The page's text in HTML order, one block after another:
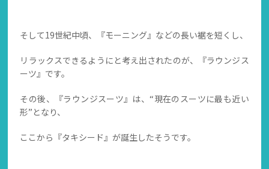
そして19世紀中頃、『モーニング』などの長い裾を短くし、
リラックスできるようにと考え出されたのが、『ラウンジス
ーツ』です。
その後、『ラウンジスーツ』は、“現在のスーツに最も近い
形”となり、
ここから『タキシード』が誕生したそうです。